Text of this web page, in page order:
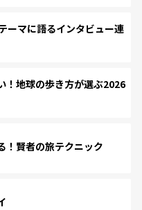
ーマに語るインタビュー連
！地球の歩き方が選ぶ2026
！賢者の旅テクニック